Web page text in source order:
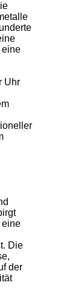
eine
Uhr
eine
Die
der